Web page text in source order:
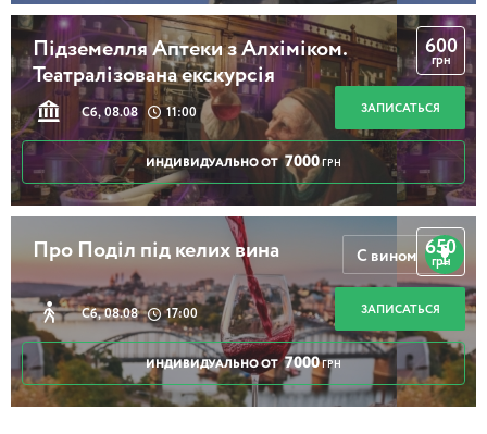
Підземелля Аптеки з Алхіміком.
Театралізована екскурсія
Сб, 08.08 11:00
600
грн
ЗАПИСАТЬСЯ
ИНДИВИДУАЛЬНО ОТ 7000 ГРН
Про Поділ під келих вина
Сб, 08.08 17:00
650
грн
ЗАПИСАТЬСЯ
ИНДИВИДУАЛЬНО ОТ 7000 ГРН
С вином